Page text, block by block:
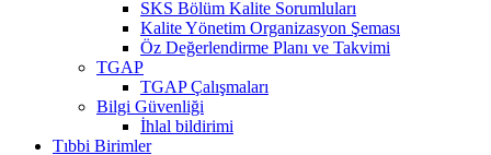
SKS Bölüm Kalite Sorumluları
Kalite Yönetim Organizasyon Şeması
Öz Değerlendirme Planı ve Takvimi
TGAP
TGAP Çalışmaları
Bilgi Güvenliği
İhlal bildirimi
Tıbbi Birimler